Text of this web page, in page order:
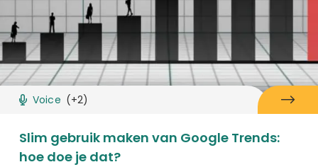
Voice (+2)
Slim gebruik maken van Google Trends:
hoe doe je dat?